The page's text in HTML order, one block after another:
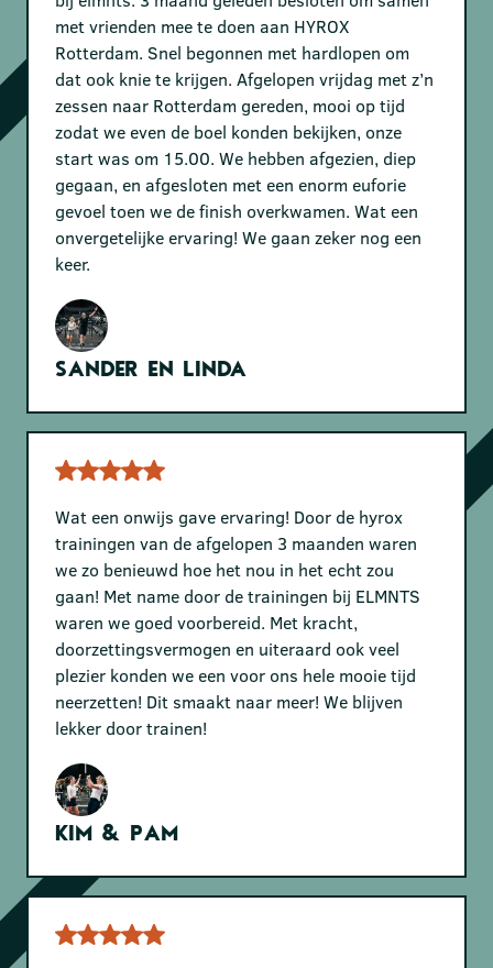
met vrienden mee te doen aan HYROX
Rotterdam. Snel begonnen met hardlopen om
dat ook knie te krijgen. Afgelopen vrijdag met z’n
zessen naar Rotterdam gereden, mooi op tijd
zodat we even de boel konden bekijken, onze
start was om 15.00. We hebben afgezien, diep
gegaan, en afgesloten met een enorm euforie
gevoel toen we de finish overkwamen. Wat een
onvergetelijke ervaring! We gaan zeker nog een
keer.
Sander en Linda
Wat een onwijs gave ervaring! Door de hyrox
trainingen van de afgelopen 3 maanden waren
we zo benieuwd hoe het nou in het echt zou
gaan! Met name door de trainingen bij ELMNTS
waren we goed voorbereid. Met kracht,
doorzettingsvermogen en uiteraard ook veel
plezier konden we een voor ons hele mooie tijd
neerzetten! Dit smaakt naar meer! We blijven
lekker door trainen!
Kim & Pam